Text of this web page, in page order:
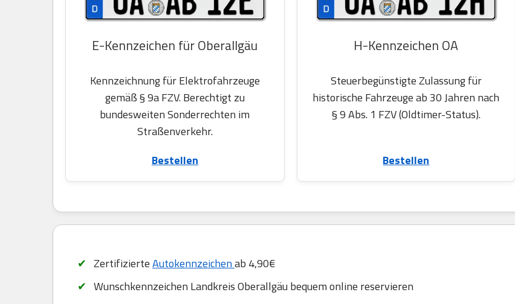
E-Kennzeichen für Oberallgäu
Kennzeichnung für Elektrofahrzeuge
gemäß § 9a FZV. Berechtigt zu
bundesweiten Sonderrechten im
Straßenverkehr.
Bestellen
H-Kennzeichen OA
Steuerbegünstigte Zulassung für
historische Fahrzeuge ab 30 Jahren nach
§ 9 Abs. 1 FZV (Oldtimer-Status).
Bestellen
ZertifizierteAutokennzeichenab 4,90€
Wunschkennzeichen Landkreis Oberallgäu bequem online reservieren